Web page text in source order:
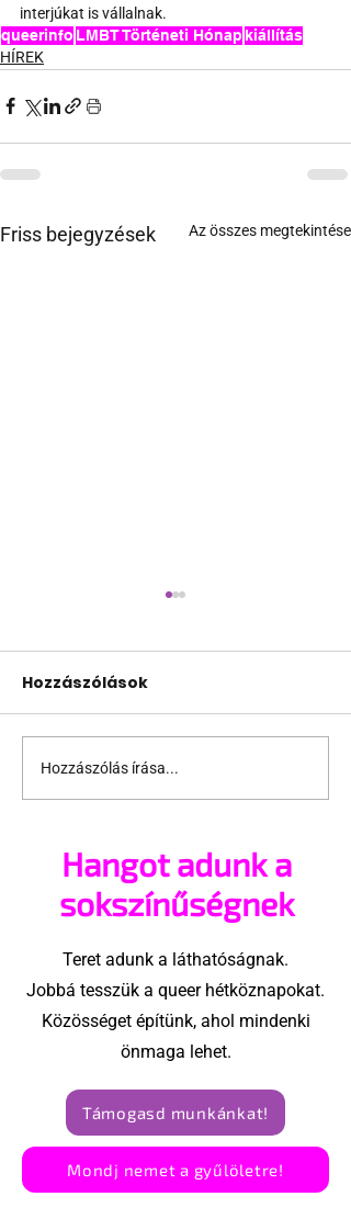
interjúkat is vállalnak.
queerinfo LMBT Történeti Hónap kiállítás
HÍREK
Friss bejegyzések Az összes megtekintése
Idén sem
maradhatunk queer
Hozzászólások
Hozzászólás írása...
Hangot adunk a
sokszínűségnek
Teret adunk a láthatóságnak.
Jobbá tesszük a queer hétköznapokat.
Közösséget építünk, ahol mindenki
önmaga lehet.
Támogasd munkánkat!
Mondj nemet a gyűlöletre!